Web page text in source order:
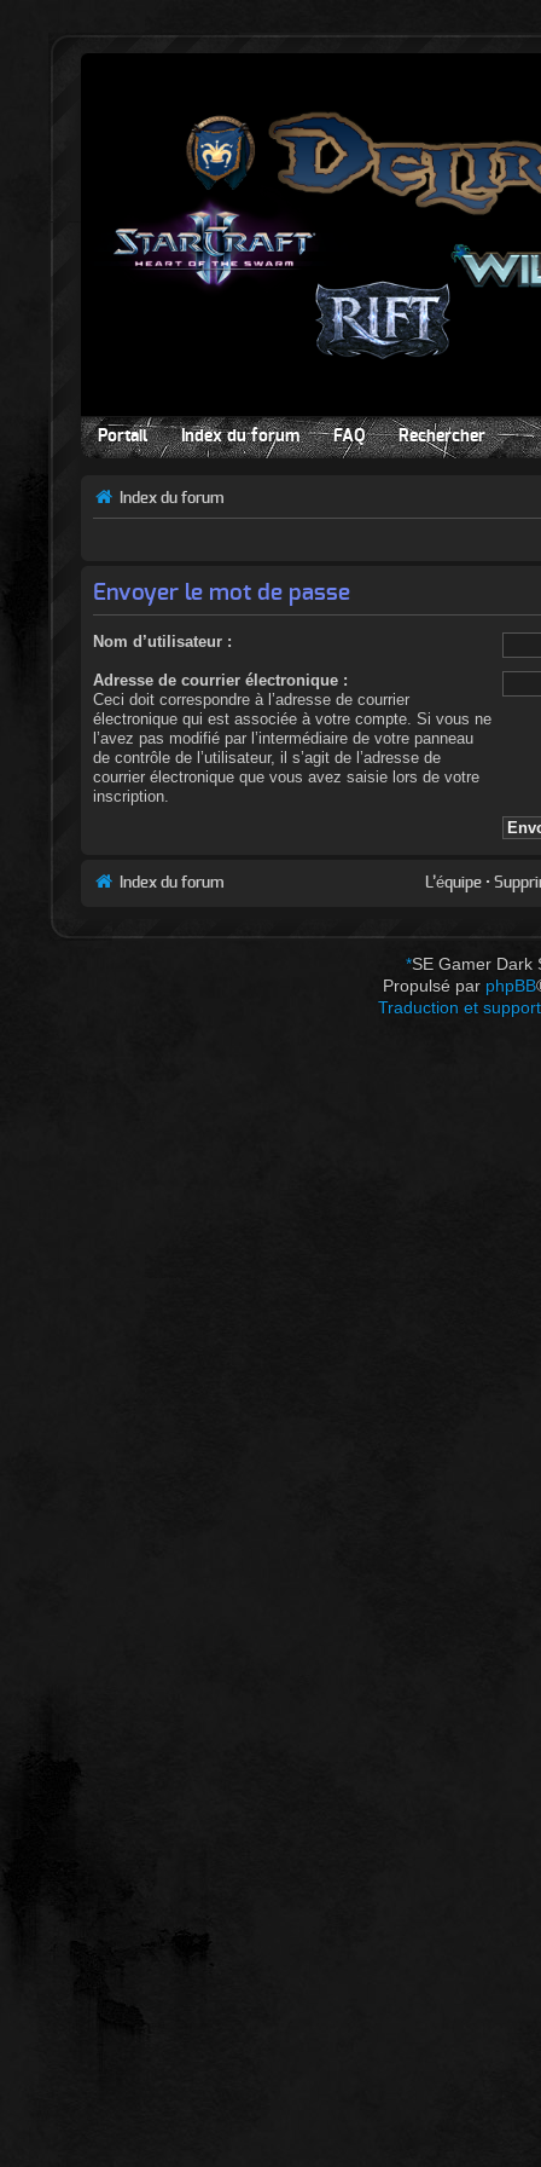
Portail Index du forum FAQ Rechercher
Index du forum
Envoyer le mot de passe
Nom d’utilisateur :
Adresse de courrier électronique :
Ceci doit correspondre à l’adresse de courrier
électronique qui est associée à votre compte. Si vous ne
l’avez pas modifié par l’intermédiaire de votre panneau
de contrôle de l’utilisateur, il s’agit de l’adresse de
courrier électronique que vous avez saisie lors de votre
inscription.
Index du forum L’équipe •
*SE Gamer Dark
Propulsé par phpBB
Traduction et